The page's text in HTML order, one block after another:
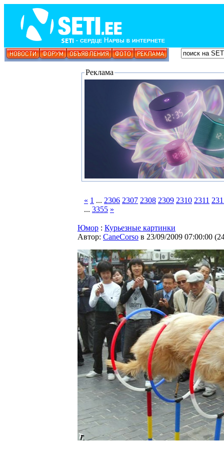
Реклама
« 1 ... 2306 2307 2308 2309 2310 2311
... 3355 »
Юмор : Курьезные картинки
Автор: CaneCorso в 23/09/2009 07:00:00 (